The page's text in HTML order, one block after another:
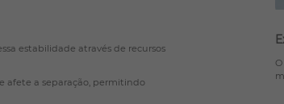
estabilidade através de recursos
afete a separação, permitindo